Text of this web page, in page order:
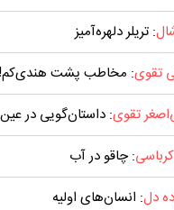
: تریلر دلهره‌آمیز
تقوی: مخاطب پشت
تقوی: داستان‌گویی در
: چاقو در آب
دل: انسان‌های اولیه